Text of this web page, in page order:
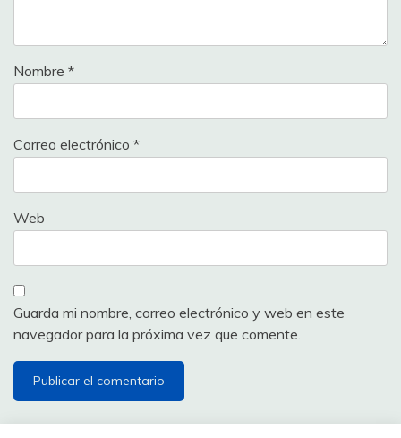
Nombre *
Correo electrónico *
Web
Guarda mi nombre, correo electrónico y web en este
navegador para la próxima vez que comente.